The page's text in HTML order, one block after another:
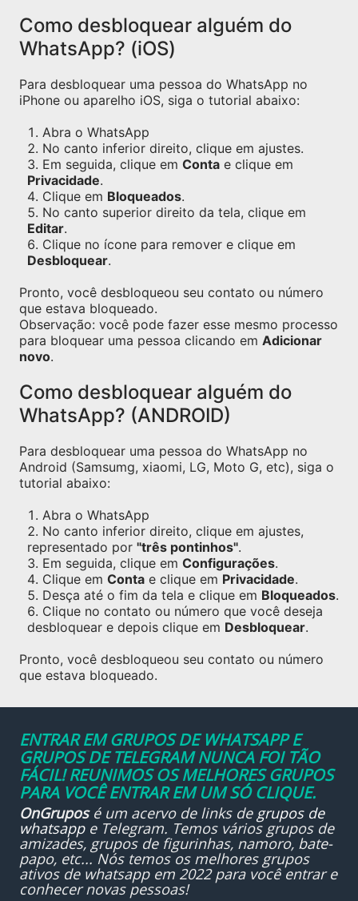
Como desbloquear alguém do
WhatsApp? (iOS)
Para desbloquear uma pessoa do WhatsApp no
iPhone ou aparelho iOS, siga o tutorial abaixo:
Abra o WhatsApp
No canto inferior direito, clique em ajustes.
Em seguida, clique em Conta e clique em
Privacidade.
Clique em Bloqueados.
No canto superior direito da tela, clique em
Editar.
Clique no ícone para remover e clique em
Desbloquear.
Pronto, você desbloqueou seu contato ou número
que estava bloqueado.
Observação: você pode fazer esse mesmo processo
para bloquear uma pessoa clicando em Adicionar
novo.
Como desbloquear alguém do
WhatsApp? (ANDROID)
Para desbloquear uma pessoa do WhatsApp no
Android (Samsumg, xiaomi, LG, Moto G, etc), siga o
tutorial abaixo:
Abra o WhatsApp
No canto inferior direito, clique em ajustes,
representado por "três pontinhos".
Em seguida, clique em Configurações.
Clique em Conta e clique em Privacidade.
Desça até o fim da tela e clique em Bloqueados.
Clique no contato ou número que você deseja
desbloquear e depois clique em Desbloquear.
Pronto, você desbloqueou seu contato ou número
que estava bloqueado.
ENTRAR EM GRUPOS DE WHATSAPP E
GRUPOS DE TELEGRAM NUNCA FOI TÃO
FÁCIL! REUNIMOS OS MELHORES GRUPOS
PARA VOCÊ ENTRAR EM UM SÓ CLIQUE.
OnGruposé um acervo de links de grupos de
whatsappe Telegram. Temos vários grupos de
amizades, grupos de figurinhas, namoro, bate-
papo, etc... Nós temos os melhores grupos
ativos de whatsapp em 2022 para você entrar e
conhecer novas pessoas!